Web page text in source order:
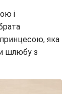
і
яка
шлюбу з